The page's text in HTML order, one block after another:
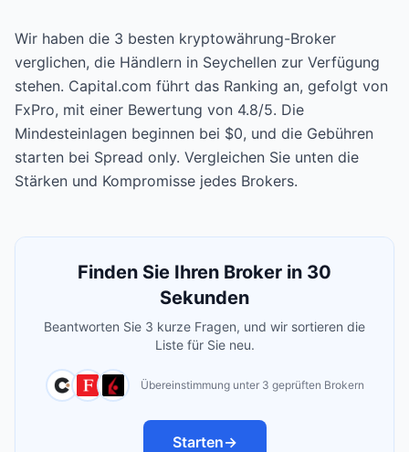
Wir haben die 3 besten kryptowährung-Broker
verglichen, die Händlern in Seychellen zur Verfügung
stehen. Capital.com führt das Ranking an, gefolgt von
FxPro, mit einer Bewertung von 4.8/5. Die
Mindesteinlagen beginnen bei $0, und die Gebühren
starten bei Spread only. Vergleichen Sie unten die
Stärken und Kompromisse jedes Brokers.
Finden Sie Ihren Broker in 30
Sekunden
Beantworten Sie 3 kurze Fragen, und wir sortieren die
Liste für Sie neu.
Übereinstimmung unter 3 geprüften Brokern
Starten→